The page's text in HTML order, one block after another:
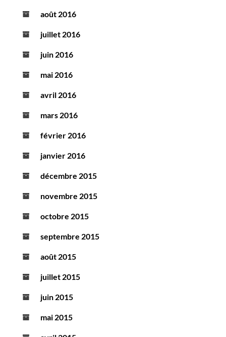
août 2016
juillet 2016
juin 2016
mai 2016
avril 2016
mars 2016
février 2016
janvier 2016
décembre 2015
novembre 2015
octobre 2015
septembre 2015
août 2015
juillet 2015
juin 2015
mai 2015